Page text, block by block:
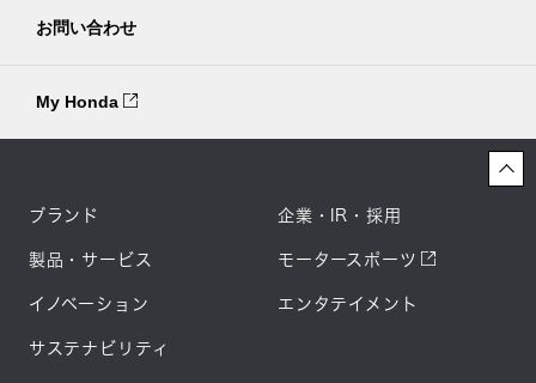
お問い合わせ
My Honda
ブランド
製品・サービス
イノベーション
サステナビリティ
企業・IR・採用
モータースポーツ
エンタテイメント